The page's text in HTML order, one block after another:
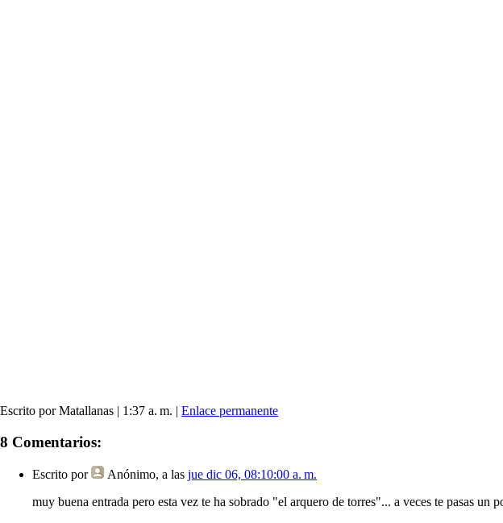
Escrito por Matallanas | 1:37 a. m. | Enlace permanente
8 Comentarios:
Escrito por Anónimo, a las jue dic 06, 08:10:00 a. m.
muy buena entrada pero esta vez te ha sobrado "el arquero de torres"... a veces te pasas un